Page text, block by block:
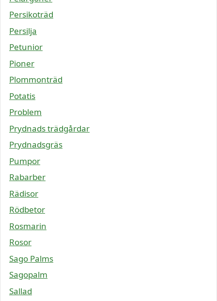
Persikoträd
Persilja
Petunior
Pioner
Plommonträd
Potatis
Problem
Prydnads trädgårdar
Prydnadsgräs
Pumpor
Rabarber
Rädisor
Rödbetor
Rosmarin
Rosor
Sago Palms
Sagopalm
Sallad